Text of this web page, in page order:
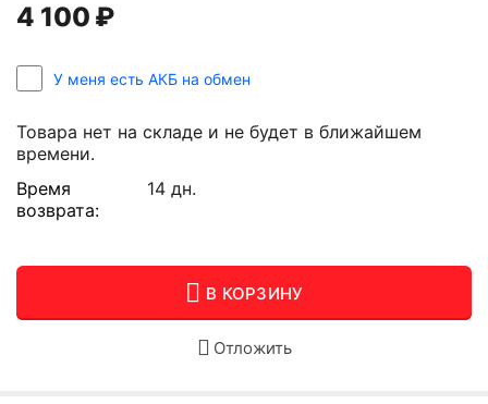
4 100 ₽
У меня есть АКБ на обмен
Товара нет на складе и не будет в ближайшем
времени.
Время
возврата:
14 дн.
В КОРЗИНУ
Отложить